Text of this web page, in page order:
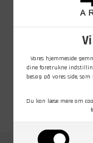
Vores hjemmeside
dine foretrukne
besøg på vores side,
Du kan læse mere om
"Western Cup",